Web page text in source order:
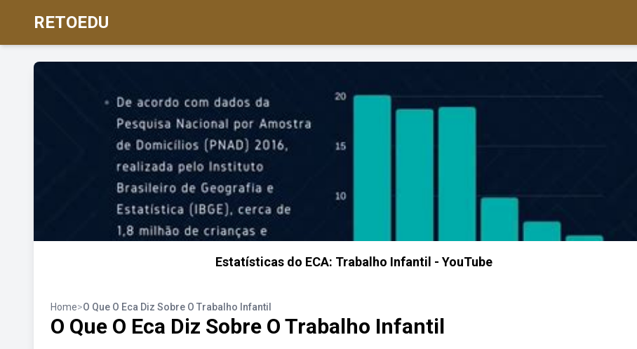
RETOEDU
Estatísticas do ECA: Trabalho Infantil - YouTube
Home>O Que O Eca Diz Sobre O Trabalho Infantil
O Que O Eca Diz Sobre O Trabalho Infantil